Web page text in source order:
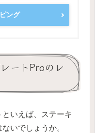
ング
ートProのレ
いえば、ステーキ
いでしょうか。